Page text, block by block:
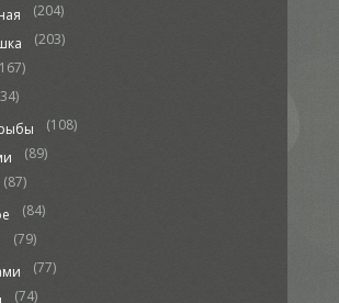
(204)
(203)
(108)
(89)
(87)
(84)
(79)
(77)
(74)